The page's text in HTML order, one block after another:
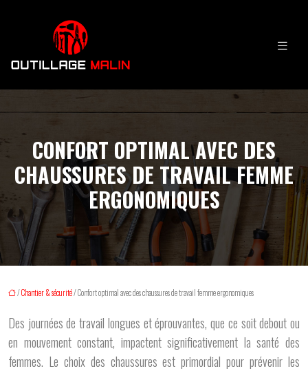
CONFORT OPTIMAL AVEC DES
CHAUSSURES DE TRAVAIL FEMME
ERGONOMIQUES
/Chantier & sécurité/ Confort optimal avec des chaussures de travail femme ergonomiques
Des journées de travail longues et éprouvantes, que ce soit debout ou
en mouvement constant, impactent significativement la santé des
femmes. Le choix des chaussures est primordial pour prévenir les